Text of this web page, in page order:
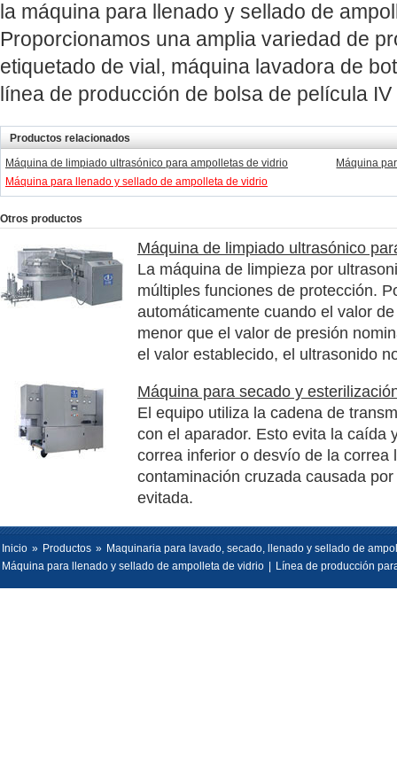
la máquina para llenado y sellado de
Proporcionamos una amplia variedad de
etiquetado de vial, máquina lavadora de
línea de producción de bolsa de película
Productos relacionados
Máquina de limpiado ultrasónico para ampolletas de vidrio
Máquina
Máquina para llenado y sellado de ampolleta de vidrio
Otros productos
Máquina de limpiado ultrasónico
La máquina de limpieza por
múltiples funciones de protección.
automáticamente cuando el valor
menor que el valor de presión
el valor establecido, el ultrasonido
Máquina para secado y
El equipo utiliza la cadena de
con el aparador. Esto evita la caída
correa inferior o desvío de la correa
contaminación cruzada causada
evitada.
Inicio » Productos » Maquinaria para lavado, secado, llenado y sellado de
Máquina para llenado y sellado de ampolleta de vidrio
Línea de producción